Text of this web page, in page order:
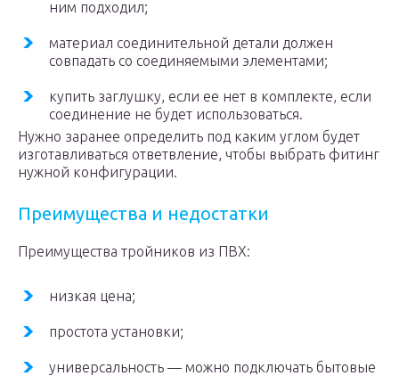
ним подходил;
материал соединительной детали должен
совпадать со соединяемыми элементами;
купить заглушку, если ее нет в комплекте, если
соединение не будет использоваться.
Нужно заранее определить под каким углом будет
изготавливаться ответвление, чтобы выбрать фитинг
нужной конфигурации.
Преимущества и недостатки
Преимущества тройников из ПВХ:
низкая цена;
простота установки;
универсальность — можно подключать бытовые